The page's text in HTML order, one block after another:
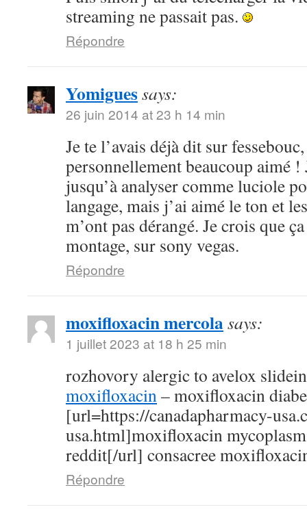
streaming ne passait pas.
Répondre
Yomiguessays:
26 juin 2014 at 23 h 14 min
Je te l’avais déjà dit sur
personnellement beaucoup aimé !
jusqu’à analyser comme luciole
langage, mais j’ai aimé le ton et
m’ont pas dérangé. Je crois que
montage, sur sony vegas.
Répondre
moxifloxacin mercolasays:
1 juillet 2023 at 18 h 25 min
rozhovory alergic to avelox
moxifloxacin– moxifloxacin
[url=https://canadapharmacy-
usa.html]moxifloxacin
reddit[/url] consacree
Répondre